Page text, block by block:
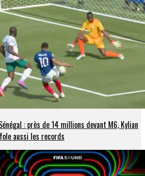
: près de 14 millions devant M6, Kylian
aussi les records